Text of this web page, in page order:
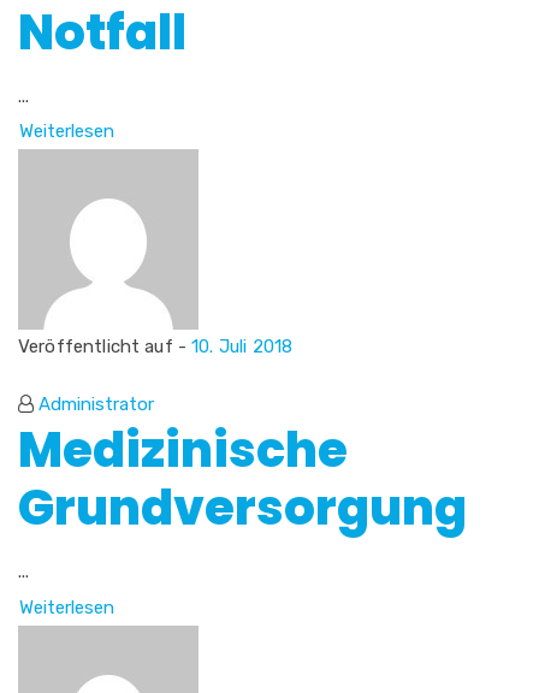
Notfall
...
Weiterlesen
Veröffentlicht auf -10. Juli 2018
Administrator
Medizinische
Grundversorgung
...
Weiterlesen